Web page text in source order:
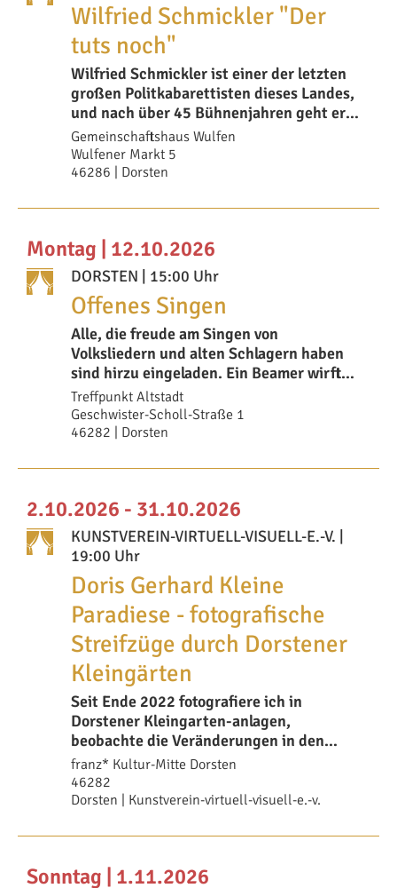
Wilfried Schmickler "Der
tuts noch"
Wilfried Schmickler ist einer der letzten
großen Politkabarettisten dieses Landes,
und nach über 45 Bühnenjahren geht er
ab
Gemeinschaftshaus Wulfen
Wulfener Markt 5
46286 | Dorsten
Montag | 12.10.2026
DORSTEN | 15:00 Uhr
Offenes Singen
Alle, die freude am Singen von
Volksliedern und alten Schlagern haben
sind hirzu eingeladen. Ein Beamer wirft
die Liedtexte an d
Treffpunkt Altstadt
Geschwister-Scholl-Straße 1
46282 | Dorsten
2.10.2026 - 31.10.2026
KUNSTVEREIN-VIRTUELL-VISUELL-E.-V. |
19:00 Uhr
Doris Gerhard Kleine
Paradiese - fotografische
Streifzüge durch Dorstener
Kleingärten
Seit Ende 2022 fotografiere ich in
Dorstener Kleingarten-anlagen,
beobachte die Veränderungen in den
einzelnen Gärten auch
franz* Kultur-Mitte Dorsten
46282
Dorsten | Kunstverein-virtuell-visuell-e.-v.
Sonntag | 1.11.2026